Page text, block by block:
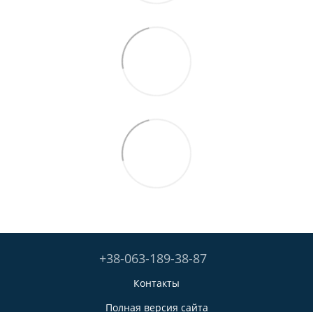
+38-063-189-38-87
Контакты
Полная версия сайта